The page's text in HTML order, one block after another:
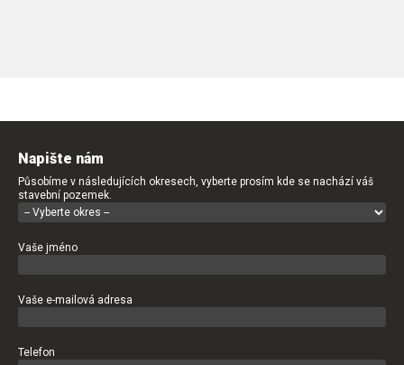
Napište nám
Působíme v následujících okresech, vyberte prosím kde se nachází váš
stavební pozemek.
Vaše jméno
Vaše e-mailová adresa
Telefon